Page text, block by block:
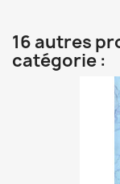
16 autres
catégorie :